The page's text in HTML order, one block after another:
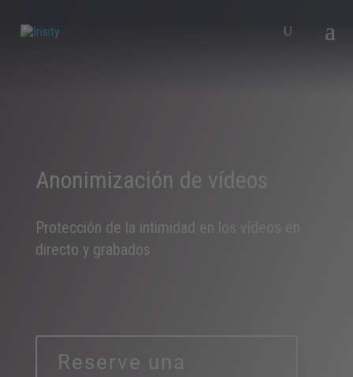
Anonimización de vídeos
Protección de la intimidad en los vídeos en
directo y grabados
Reserve una